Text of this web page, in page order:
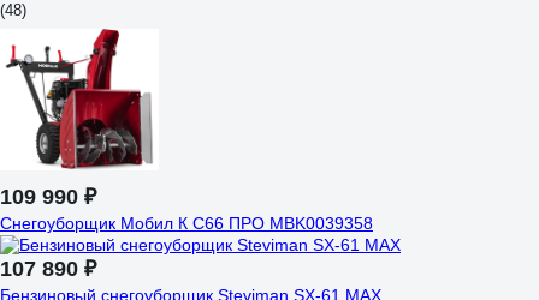
(48)
109 990 ₽
Снегоуборщик Мобил К С66 ПРО MBK0039358
107 890 ₽
Бензиновый снегоуборщик Steviman SX-61 MAX